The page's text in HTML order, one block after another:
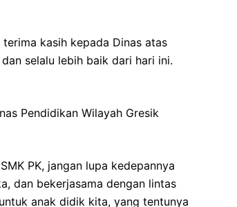
kasih kepada Dinas atas
selalu lebih baik dari hari ini.
Pendidikan Wilayah Gresik
PK, jangan lupa kedepannya
dan bekerjasama dengan lintas
anak didik kita, yang tentunya